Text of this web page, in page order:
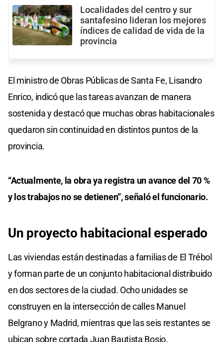
Localidades del centro y sur
santafesino lideran los mejores
índices de calidad de vida de la
provincia
El ministro de Obras Públicas de Santa Fe, Lisandro
Enrico, indicó que las tareas avanzan de manera
sostenida y destacó que muchas obras habitacionales
quedaron sin continuidad en distintos puntos de la
provincia.
“Actualmente, la obra ya registra un avance del 70 %
y los trabajos no se detienen”, señaló el funcionario.
Un proyecto habitacional esperado
Las viviendas están destinadas a familias de El Trébol
y forman parte de un conjunto habitacional distribuido
en dos sectores de la ciudad. Ocho unidades se
construyen en la intersección de calles Manuel
Belgrano y Madrid, mientras que las seis restantes se
ubican sobre cortada Juan Bautista Bosio.